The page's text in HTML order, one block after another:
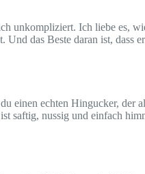
unkompliziert. Ich liebe es,
das Beste daran ist, dass
einen echten Hingucker, der
saftig, nussig und einfach